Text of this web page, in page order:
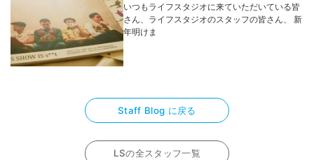
いつもライフスタジオに来ていただいている皆
さん、ライフスタジオのスタッフの皆さん、 新
年明けま
Staff Blog に戻る
LSの全スタッフ一覧